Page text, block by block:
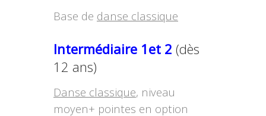
Base de danse classique
Intermédiaire 1et 2 (dès
12 ans)
Danse classique, niveau
moyen+ pointes en option